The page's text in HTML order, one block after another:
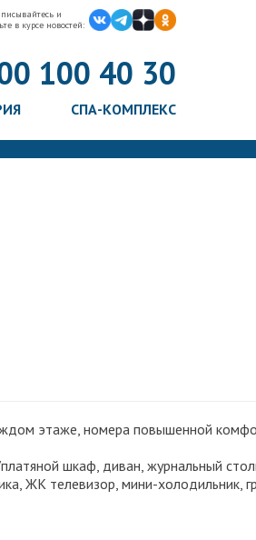
и
в курсе новостей:
100 40 30
СПА-КОМПЛЕКС
этаже, номера повышенной
шкаф, диван, журнальный
ЖК телевизор, мини-холодильник,